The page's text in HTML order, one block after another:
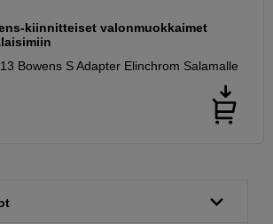
kiinnitteiset valonmuokkaimet
Bowens S Adapter Elinchrom Salamalle